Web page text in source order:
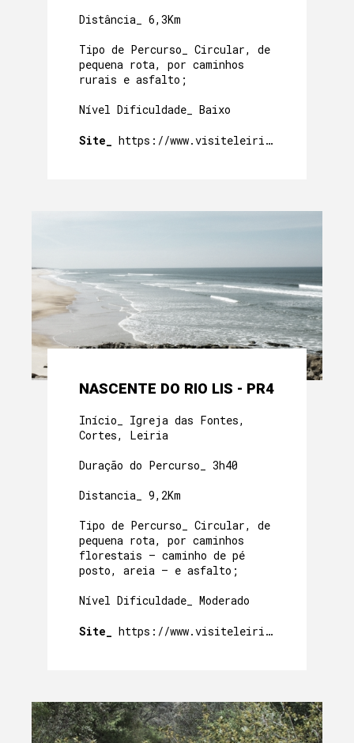
Distância_ 6,3Km
Tipo de Percurso_ Circular, de
pequena rota, por caminhos
rurais e asfalto;
Nível Dificuldade_ Baixo
Site_ https://www.visiteleiria.pt/
NASCENTE DO RIO LIS - PR4
Início_ Igreja das Fontes,
Cortes, Leiria
Duração do Percurso_ 3h40
Distancia_ 9,2Km
Tipo de Percurso_ Circular, de
pequena rota, por caminhos
florestais – caminho de pé
posto, areia – e asfalto;
Nível Dificuldade_ Moderado
Site_ https://www.visiteleiria.pt/